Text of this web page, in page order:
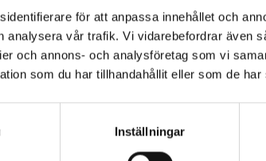
för att anpassa innehållet och
analysera vår trafik. Vi vidarebefordrar även
och annons- och analysföretag som vi
som du har tillhandahållit eller som de
Inställningar
Relaterade